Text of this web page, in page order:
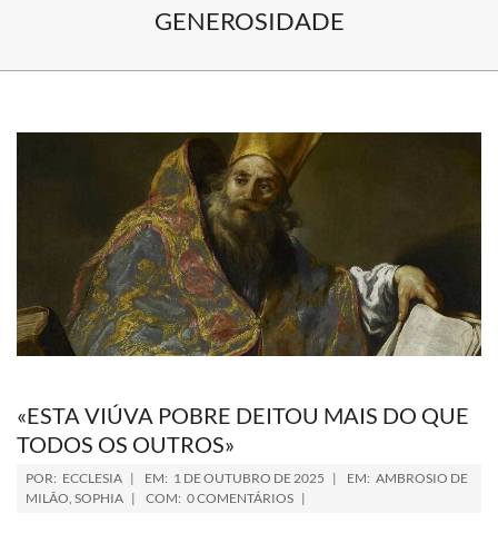
GENEROSIDADE
«ESTA VIÚVA POBRE DEITOU MAIS DO QUE
TODOS OS OUTROS»
POR: ECCLESIA EM: 1 DE OUTUBRO DE 2025 EM: AMBROSIO DE
MILÃO, SOPHIA COM: 0 COMENTÁRIOS